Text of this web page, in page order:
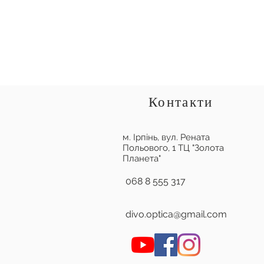
Контакти
м. Ірпінь, вул. Рената
Польового, 1 ТЦ "Золота
Планета"
068 8 555 317
divo.optica@gmail.com